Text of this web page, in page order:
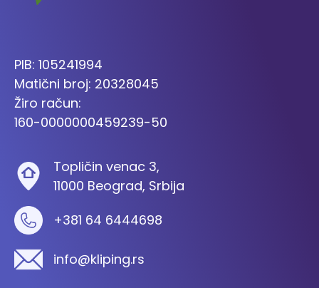
PIB: 105241994
Matični broj: 20328045
Žiro račun:
160-0000000459239-50
Topličin venac 3,
11000 Beograd, Srbija
+381 64 6444698
info@kliping.rs